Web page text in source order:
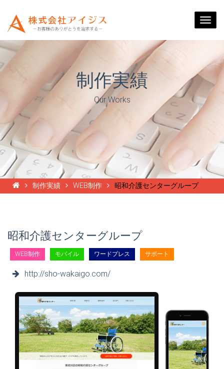
制作実績
Our Works
制作実績 WEB制作 昭和介護センターグループ
昭和介護センターグループ
WEB制作 モバイル ワードプレス サポート
http://sho-wakaigo.com/